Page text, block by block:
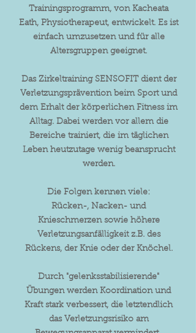
Trainingsprogramm, von Kacheata
Eath, Physiotherapeut, entwickelt. Es ist
einfach umzusetzen und für alle
Altersgruppen geeignet.
Das Zirkeltraining SENSOFIT dient der
Verletzungsprävention beim Sport und
dem Erhalt der körperlichen Fitness im
Alltag. Dabei werden vor allem die
Bereiche trainiert, die im täglichen
Leben heutzutage wenig beansprucht
werden.
Die Folgen kennen viele:​
Rücken-, Nacken- und
Knieschmerzen sowie höhere
Verletzungsanfälligkeit z.B. des
Rückens, der Knie oder der Knöchel.
Durch "gelenksstabilisierende"
Übungen werden Koordination und
Kraft stark verbessert, die letztendlich
das Verletzungsrisiko am